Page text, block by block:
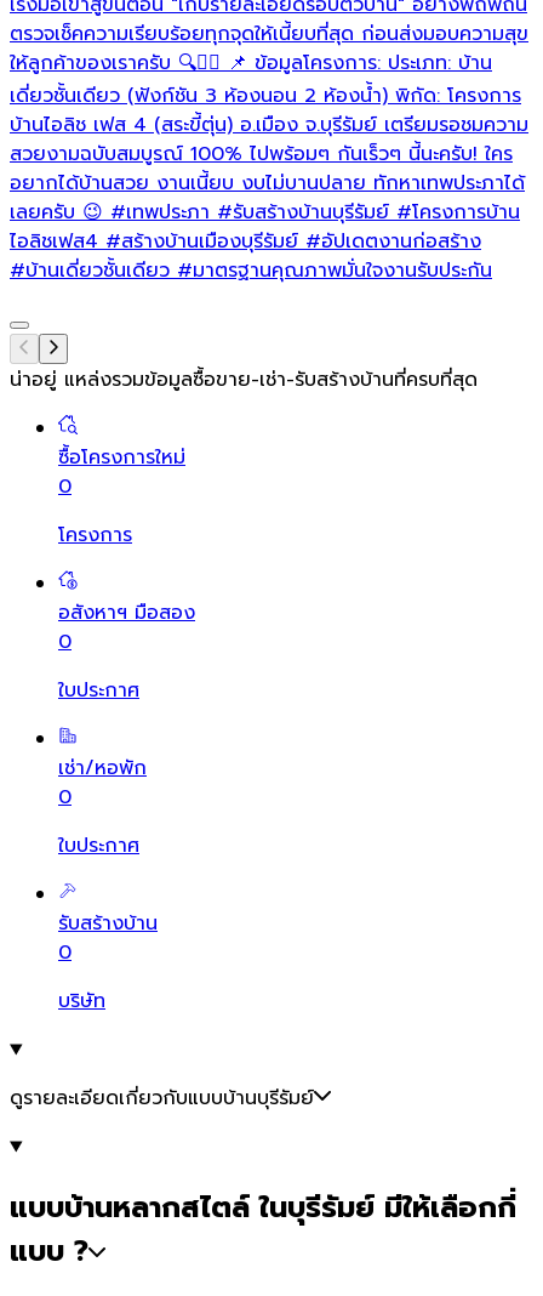
ตรวจเช็คความเรียบร้อยทุกจุดให้เนี้ยบที่สุด ก่อนส่งมอบความสุข
ให้ลูกค้าของเราครับ 🔍👷‍♂️ 📌 ข้อมูลโครงการ: ประเภท: บ้าน
เดี่ยวชั้นเดียว (ฟังก์ชัน 3 ห้องนอน 2 ห้องน้ำ) พิกัด: โครงการ
บ้านไอลิช เฟส 4 (สระขี้ตุ่น) อ.เมือง จ.บุรีรัมย์ เตรียมรอชมความ
สวยงามฉบับสมบูรณ์ 100% ไปพร้อมๆ กันเร็วๆ นี้นะครับ! ใคร
อยากได้บ้านสวย งานเนี้ยบ งบไม่บานปลาย ทักหาเทพประภาได้
เลยครับ 😉#เทพประภา #รับสร้างบ้านบุรีรัมย์ #โครงการบ้าน
ไอลิชเฟส4 #สร้างบ้านเมืองบุรีรัมย์ #อัปเดตงานก่อสร้าง
#บ้านเดี่ยวชั้นเดียว #มาตรฐานคุณภาพมั่นใจงานรับประกัน
น่าอยู่ แหล่งรวมข้อมูลซื้อขาย-เช่า-รับสร้างบ้านที่ครบที่สุด
ซื้อโครงการใหม่
0
โครงการ
อสังหาฯ มือสอง
0
ใบประกาศ
เช่า/หอพัก
0
ใบประกาศ
รับสร้างบ้าน
0
บริษัท
ดูรายละเอียดเกี่ยวกับแบบบ้านบุรีรัมย์
แบบบ้านหลากสไตล์ ในบุรีรัมย์ มีให้เลือกกี่
แบบ ?